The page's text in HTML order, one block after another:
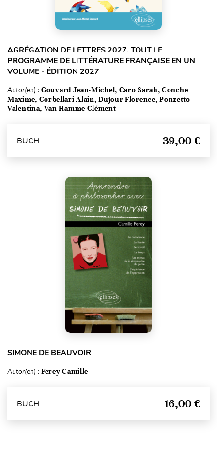
AGRÉGATION DE LETTRES 2027. TOUT LE
PROGRAMME DE LITTÉRATURE FRANÇAISE EN UN
VOLUME - ÉDITION 2027
Autor(en) : Gouvard Jean-Michel, Caro Sarah, Conche
Maxime, Corbellari Alain, Dujour Florence, Ponzetto
Valentina, Van Hamme Clément
BUCH 39,00 €
SIMONE DE BEAUVOIR
Autor(en) : Ferey Camille
BUCH 16,00 €